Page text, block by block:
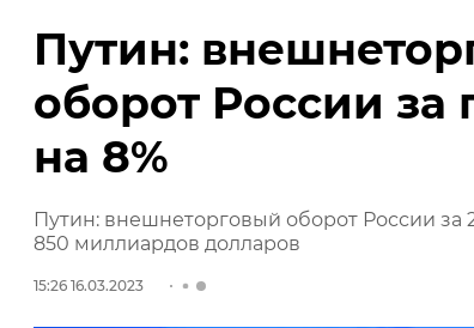
Путин:
оборот России за
на 8%
Путин: внешнеторговый оборот России за
850 миллиардов долларов
15:26 16.03.2023